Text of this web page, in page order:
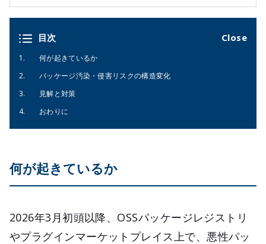
目次
何が起きているか
パッケージ汚染・侵害リスクの構造変化
見解と対策
おわりに
何が起きているか
2026年3月初頭以降、OSSパッケージレジストリ
やプラグインマーケットプレイス上で、悪性パッ